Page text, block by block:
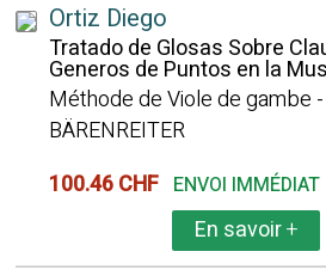
Ortiz Diego
Tratado de Glosas Sobre
Generos de Puntos en la
Méthode de Viole de gambe
BÄRENREITER
100.46 CHF ENVOI IMMÉDIAT
En savoir+